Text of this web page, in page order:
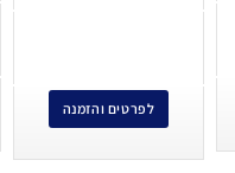
לפרטים והזמנה